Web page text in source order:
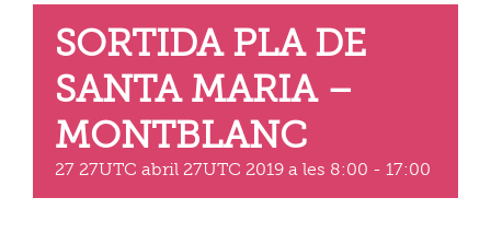
SORTIDA PLA DE
SANTA MARIA –
MONTBLANC
27 27UTC abril 27UTC 2019 a les 8:00 - 17:00